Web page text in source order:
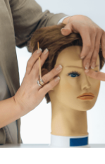
гармонично
с естественным
Такие цвета,
оранжевый
помогают нам
в нужный
Именно эти тона мы
в большинстве